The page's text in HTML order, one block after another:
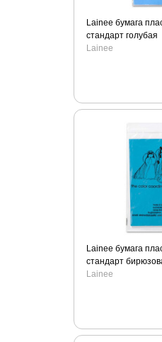
Lainee бумага
стандарт голубая
Lainee
Lainee бумага
стандарт
Lainee